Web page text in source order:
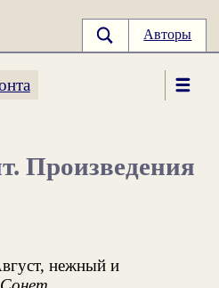
Авторы
Произведения
нежный и